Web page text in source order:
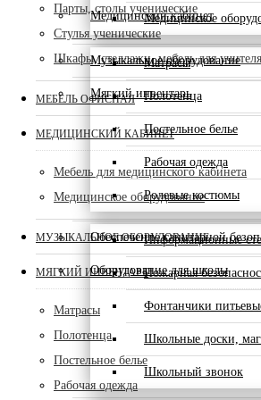
Медицинский кабинет
Медицинское
Музыкальное оборудование
Мягкий инвентарь
Матрасы
Полотенца
Постельное белье
Рабочая одежда
Ролевые костюмы
Обеспечение санитарной
Оборудование для школы
Информационные
Пожарная
Фонтанчики
Школьные доски,
Школьный звонок
Парты, столы ученические
Стулья ученические
Шкафы, стеллажи, мебель для учителя
МЕБЕЛЬ ОФИСНАЯ
МЕДИЦИНСКИЙ КАБИНЕТ
Мебель для медицинского кабинета
Медицинское оборудование
МУЗЫКАЛЬНОЕ ОБОРУДОВАНИЕ
МЯГКИЙ ИНВЕНТАРЬ
Матрасы
Полотенца
Постельное белье
Рабочая одежда